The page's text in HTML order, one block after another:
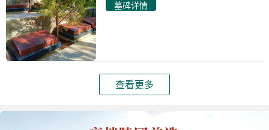
墓碑详情
查看更多